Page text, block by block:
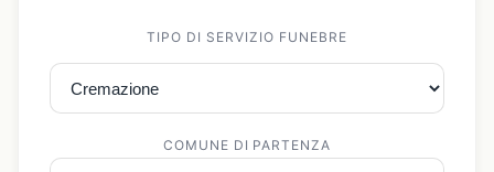
TIPO DI SERVIZIO FUNEBRE
COMUNE DI PARTENZA